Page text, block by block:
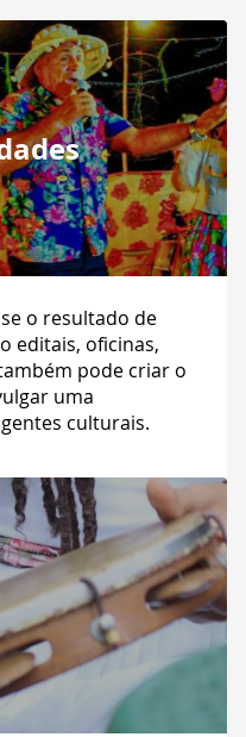
o resultado de
editais, oficinas,
pode criar o
uma
culturais.